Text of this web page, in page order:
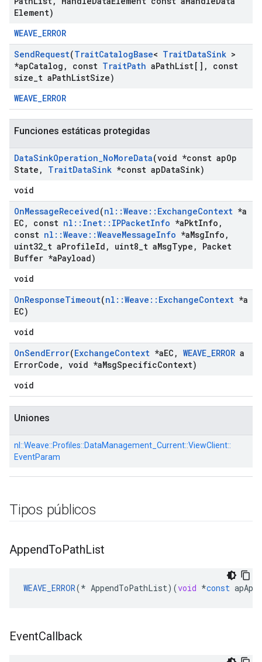
Element)
WEAVE_ERROR
SendRequest(TraitCatalogBase< TraitDataSink >
*apCatalog , const TraitPath aPathList[] ,
const
size t aPathListSize)
WEAVE_ERROR
Funciones estáticas protegidas
DataSinkOperation_NoMoreData(void *const apOp
State , TraitDataSink *const apDataSink)
void
OnMessageReceived(nl ::Weave :: ExchangeContext *a
EC , const nl :: Inet:: IPPacketInfo *aPktInfo ,
const nl ::Weave ::WeaveMessageInfo *aMsgInfo ,
uint32 t aProfileId , uint8 t aMsgType ,
Packet
Buffer *aPayload)
void
OnResponseTimeout(nl ::Weave :: ExchangeContext *a
EC)
void
OnSendError(ExchangeContext *aEC , WEAVE_ERROR a
ErrorCode , void *aMsgSpecificContext)
void
Uniones
nl::Weave::Profiles::DataManagement_Current::ViewClient::
EventParam
Tipos públicos
AppendToPathList
WEAVE_ERROR(* AppendToPathList)(void *const
EventCallback